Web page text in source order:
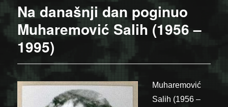
Na današnji dan poginuo
Muharemović Salih (1956 –
1995)
Muharemović
Salih (1956 –